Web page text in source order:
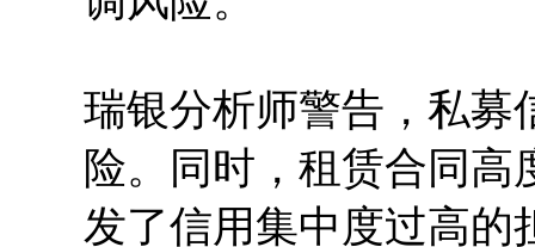
瑞银分析师警告，私募
险。同时，租赁合同
发了信用集中度过高的